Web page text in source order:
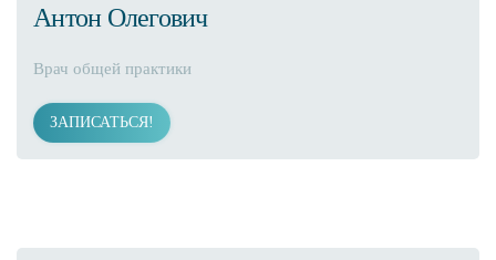
Антон Олегович
Врач общей практики
ЗАПИСАТЬСЯ!